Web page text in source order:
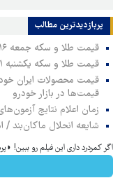
پربازدیدترین‌ مطالب
قیمت طلا و سکه جمعه ۱۶ مرداد ۱۴۰۵/ طلای ۱۸ عیار امروز چند؟
قیمت طلا و سکه یکشنبه ۱۱ مرداد ۱۴۰۵/ ریزش سنگین سکه امامی
قیمت‌ها در بازار خودرو
زمان اعلام نتایج
شایعه انحلال ماکان‌بند /
اگر کمردرد داری این فیلم رو ببین!